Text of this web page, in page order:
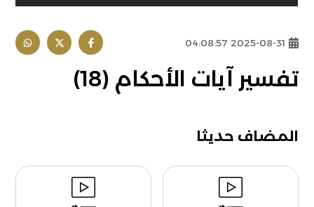
2025-08-31 04:08:57
تفسير آيات الأحكام (18)
المضاف حديثا